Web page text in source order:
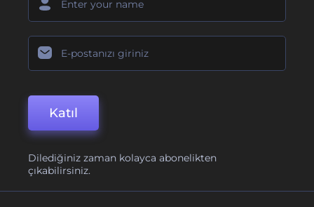
Katıl
Dilediğiniz zaman kolayca abonelikten
çıkabilirsiniz.